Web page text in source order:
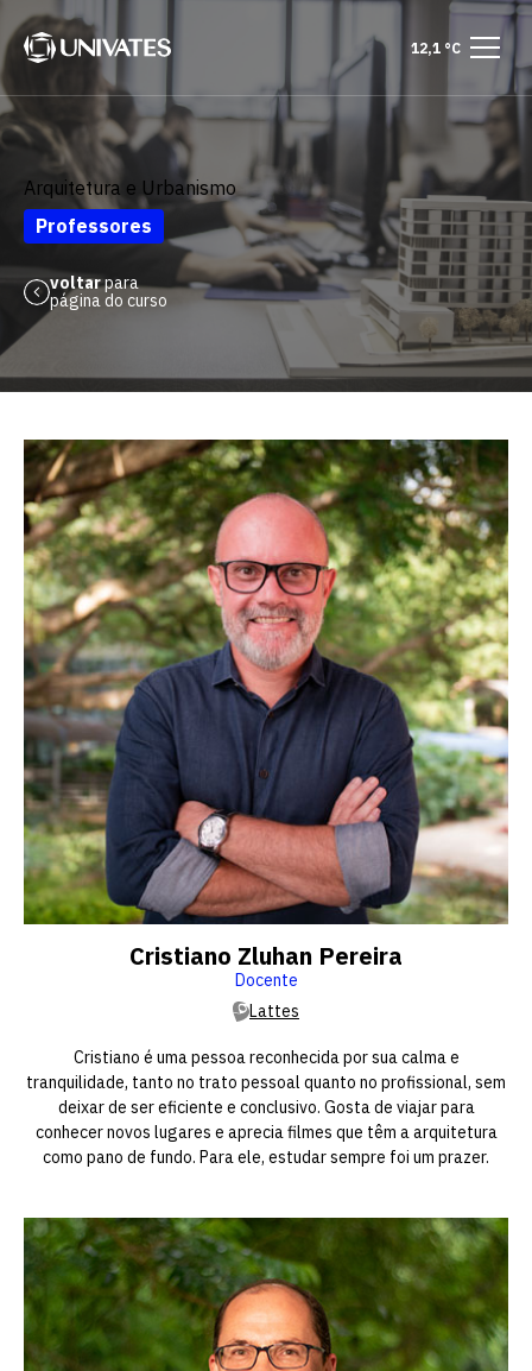
12,1 °C
Arquitetura e Urbanismo
Professores
voltarpara
página do curso
Cristiano Zluhan Pereira
Docente
Lattes
Cristiano é uma pessoa reconhecida por sua calma e
tranquilidade, tanto no trato pessoal quanto no profissional, sem
deixar de ser eficiente e conclusivo. Gosta de viajar para
conhecer novos lugares e aprecia filmes que têm a arquitetura
como pano de fundo. Para ele, estudar sempre foi um prazer.